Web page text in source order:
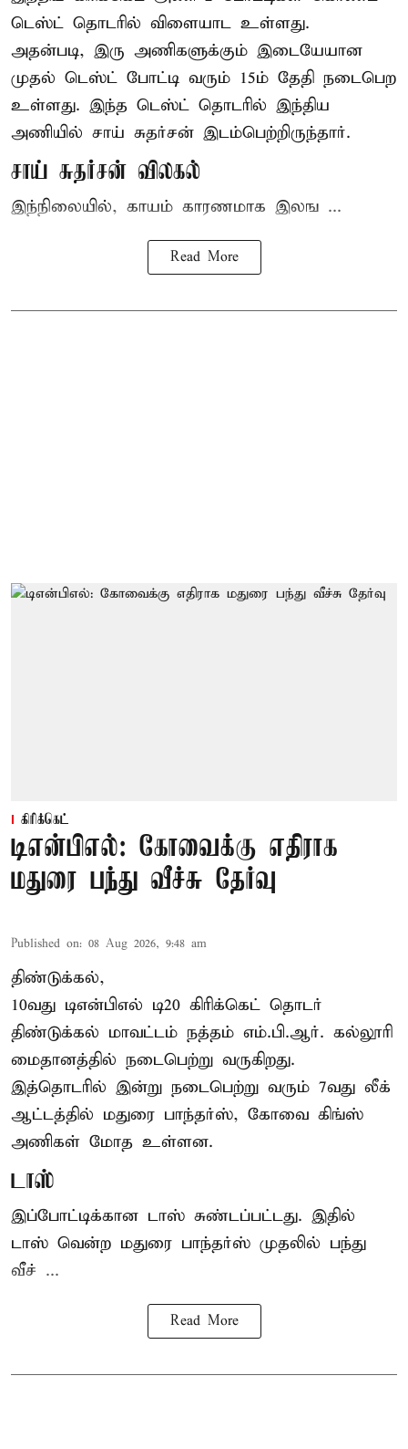
டெஸ்ட் தொடரில் விளையாட உள்ளது.
அதன்படி, இரு அணிகளுக்கும் இடையேயான
முதல் டெஸ்ட் போட்டி வரும் 15ம் தேதி நடைபெற
உள்ளது. இந்த டெஸ்ட் தொடரில் இந்திய
அணியில் சாய் சுதர்சன் இடம்பெற்றிருந்தார்.
சாய் சுதர்சன் விலகல்
இந்நிலையில், காயம் காரணமாக இலங ...
Read More
கிரிக்கெட்
டிஎன்பிஎல்: கோவைக்கு எதிராக
மதுரை பந்து வீச்சு தேர்வு
Published on: 08 Aug 2026, 9:48 am
திண்டுக்கல்,
10வது டிஎன்பிஎல் டி20 கிரிக்கெட் தொடர்
திண்டுக்கல் மாவட்டம் நத்தம் எம்.பி.ஆர். கல்லூரி
மைதானத்தில் நடைபெற்று வருகிறது.
இத்தொடரில் இன்று நடைபெற்று வரும் 7வது லீக்
ஆட்டத்தில் மதுரை பாந்தர்ஸ், கோவை கிங்ஸ்
அணிகள் மோத உள்ளன.
டாஸ்
இப்போட்டிக்கான டாஸ் சுண்டப்பட்டது. இதில்
டாஸ் வென்ற மதுரை பாந்தர்ஸ் முதலில் பந்து
வீச் ...
Read More